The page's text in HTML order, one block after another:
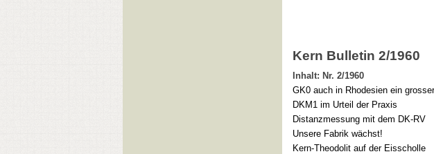
Kern Bulletin 2/1960
Inhalt: Nr. 2/1960
GK0 auch in Rhodesien ein
DKM1 im Urteil der Praxis
Distanzmessung mit dem DK-RV
Unsere Fabrik wächst!
Kern-Theodolit auf der Eisscholle